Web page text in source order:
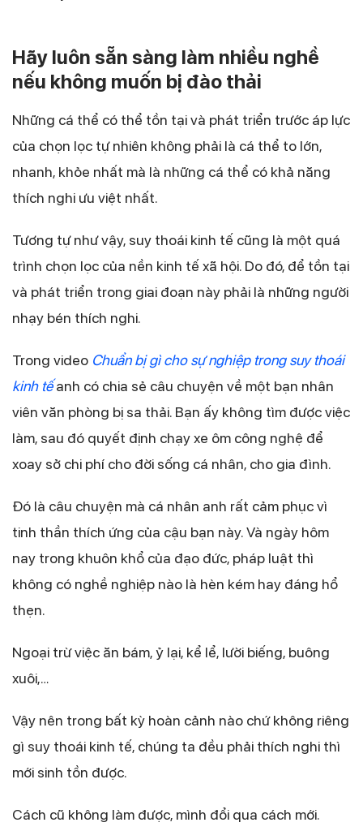
Hãy luôn sẵn sàng làm nhiều nghề
nếu không muốn bị đào thải
Những cá thể có thể tồn tại và phát triển trước áp lực
của chọn lọc tự nhiên không phải là cá thể to lớn,
nhanh, khỏe nhất mà là những cá thể có khả năng
thích nghi ưu việt nhất.
Tương tự như vậy, suy thoái kinh tế cũng là một quá
trình chọn lọc của nền kinh tế xã hội. Do đó, để tồn tại
và phát triển trong giai đoạn này phải là những người
nhạy bén thích nghi.
Trong video Chuẩn bị gì cho sự nghiệp trong suy thoái
kinh tếanh có chia sẻ câu chuyện về một bạn nhân
viên văn phòng bị sa thải. Bạn ấy không tìm được việc
làm, sau đó quyết định chạy xe ôm công nghệ để
xoay sở chi phí cho đời sống cá nhân, cho gia đình.
Đó là câu chuyện mà cá nhân anh rất cảm phục vì
tinh thần thích ứng của cậu bạn này. Và ngày hôm
nay trong khuôn khổ của đạo đức, pháp luật thì
không có nghề nghiệp nào là hèn kém hay đáng hổ
thẹn.
Ngoại trừ việc ăn bám, ỷ lại, kể lể, lười biếng, buông
xuôi,…
Vậy nên trong bất kỳ hoàn cảnh nào chứ không riêng
gì suy thoái kinh tế, chúng ta đều phải thích nghi thì
mới sinh tồn được.
Cách cũ không làm được, mình đổi qua cách mới.